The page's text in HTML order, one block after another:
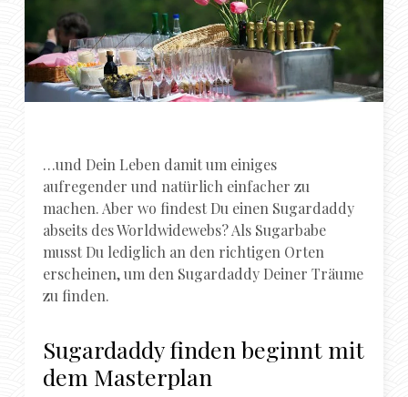
…und Dein Leben damit um einiges
aufregender und natürlich einfacher zu
machen. Aber wo findest Du einen Sugardaddy
abseits des Worldwidewebs? Als Sugarbabe
musst Du lediglich an den richtigen Orten
erscheinen, um den Sugardaddy Deiner Träume
zu finden.
Sugardaddy finden beginnt mit
dem Masterplan